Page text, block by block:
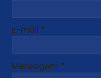
E-mail *
Mensagem *